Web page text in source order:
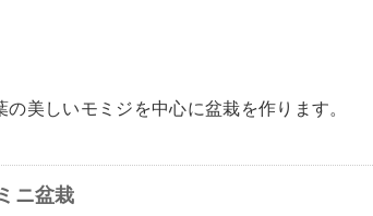
の美しいモミジを中心に盆栽を作ります。
ニ盆栽